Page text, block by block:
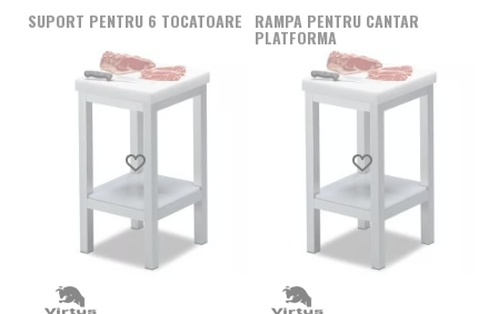
SUPORT PENTRU 6 TOCATOARE RAMPA PENTRU CANTAR
PLATFORMA
Produs favorit Produs favorit